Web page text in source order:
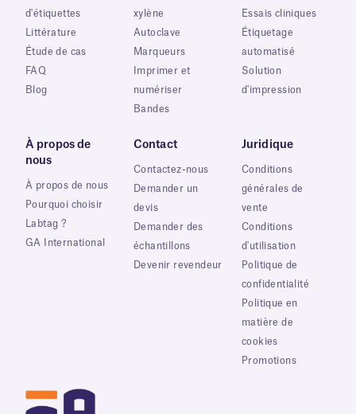
d'étiquettes
Littérature
Étude de cas
FAQ
Blog
xylène
Autoclave
Marqueurs
Imprimer et
numériser
Bandes
Essais cliniques
Étiquetage
automatisé
Solution
d'impression
À propos de
nous
À propos de nous
Pourquoi choisir
Labtag ?
GA International
Contact
Contactez-nous
Demander un
devis
Demander des
échantillons
Devenir revendeur
Juridique
Conditions
générales de
vente
Conditions
d'utilisation
Politique de
confidentialité
Politique en
matière de
cookies
Promotions